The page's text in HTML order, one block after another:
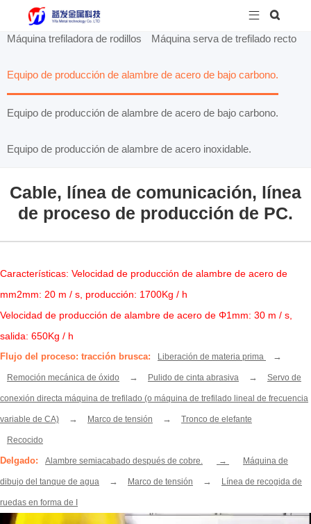
 
Máquina trefiladora de rodillos Máquina serva de trefilado recto
Equipo de producción de alambre de acero de bajo carbono.
Equipo de producción de alambre de acero de bajo carbono.
Equipo de producción de alambre de acero inoxidable.
Cable, línea de comunicación, línea
de proceso de producción de PC.
Características: Velocidad de producción de alambre de acero de
mm2mm: 20 m / s, producción: 1700Kg / h
Velocidad de producción de alambre de acero de Φ1mm: 30 m / s,
salida: 650Kg / h
Flujo del proceso: tracción brusca: Liberación de materia prima →
Remoción mecánica de óxido → Pulido de cinta abrasiva → Servo de
conexión directa máquina de trefilado (o máquina de trefilado lineal de frecuencia
variable de CA) → Marco de tensión → Tronco de elefante
Recocido
Delgado: Alambre semiacabado después de cobre. → Máquina de
dibujo del tanque de agua → Marco de tensión → Línea de recogida de
ruedas en forma de I